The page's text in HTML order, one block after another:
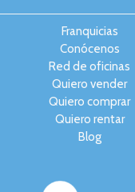
Franquicias
Conócenos
Red de oficinas
Quiero vender
Quiero comprar
Quiero rentar
Blog